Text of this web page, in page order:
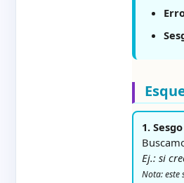
1.
Ej.: si
Nota: este